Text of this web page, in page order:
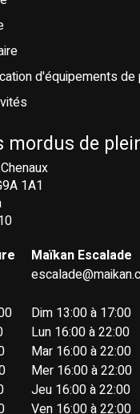
d'équipements de
mordus de
1A1
Maïkan Escalade
Dim 13:00 à 17:00
Lun 16:00 à 22:00
Mar 16:00 à 22:00
Mer 16:00 à 22:00
Jeu 16:00 à 22:00
Ven 16:00 à 22:00